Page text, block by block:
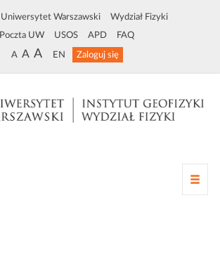
Uniwersytet Warszawski Wydział Fizyki
Poczta UW USOS APD FAQ
A A A EN Zaloguj się
Z
m